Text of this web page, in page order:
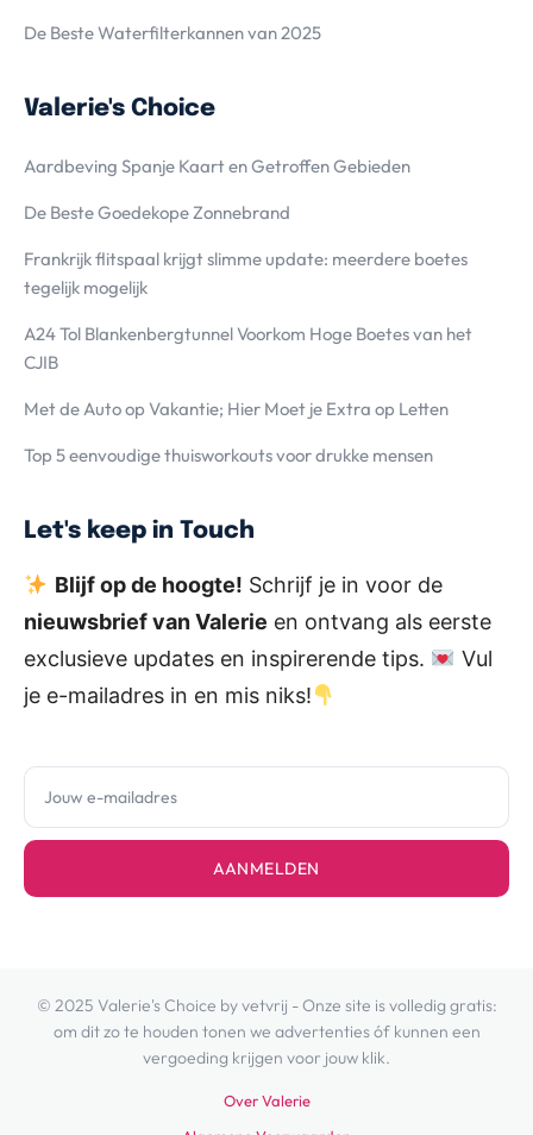
De Beste Waterfilterkannen van 2025
Valerie's Choice
Aardbeving Spanje Kaart en Getroffen Gebieden
De Beste Goedekope Zonnebrand
Frankrijk flitspaal krijgt slimme update: meerdere boetes
tegelijk mogelijk
A24 Tol Blankenbergtunnel Voorkom Hoge Boetes van het
CJIB
Met de Auto op Vakantie; Hier Moet je Extra op Letten
Top 5 eenvoudige thuisworkouts voor drukke mensen
Let's keep in Touch
Blijf op de hoogte! Schrijf je in voor de
nieuwsbrief van Valerie en ontvang als eerste
exclusieve updates en inspirerende tips.
Vul
je e-mailadres in en mis niks!
AANMELDEN
© 2025 Valerie's Choice by vetvrij - Onze site is volledig gratis:
om dit zo te houden tonen we advertenties óf kunnen een
vergoeding krijgen voor jouw klik.
Over Valerie